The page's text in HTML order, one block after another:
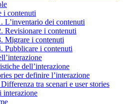
i contenuti
L’inventario dei contenuti
Revisionare i contenuti
Migrare i contenuti
Pubblicare i contenuti
dell’interazione
per definire l’interazione
tra scenari e user stories
interazione